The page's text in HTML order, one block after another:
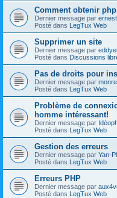
Comment obtenir
Dernier message par
Posté dans LegTux Web
Supprimer un site
Dernier message par
Posté dans Discussions
Pas de droits pour
Dernier message par
Posté dans LegTux Web
Problème de
homme intéressant!
Dernier message par
Posté dans LegTux Web
Gestion des erreurs
Dernier message par Yan-
Posté dans LegTux Web
Erreurs PHP
Dernier message par
Posté dans LegTux Web